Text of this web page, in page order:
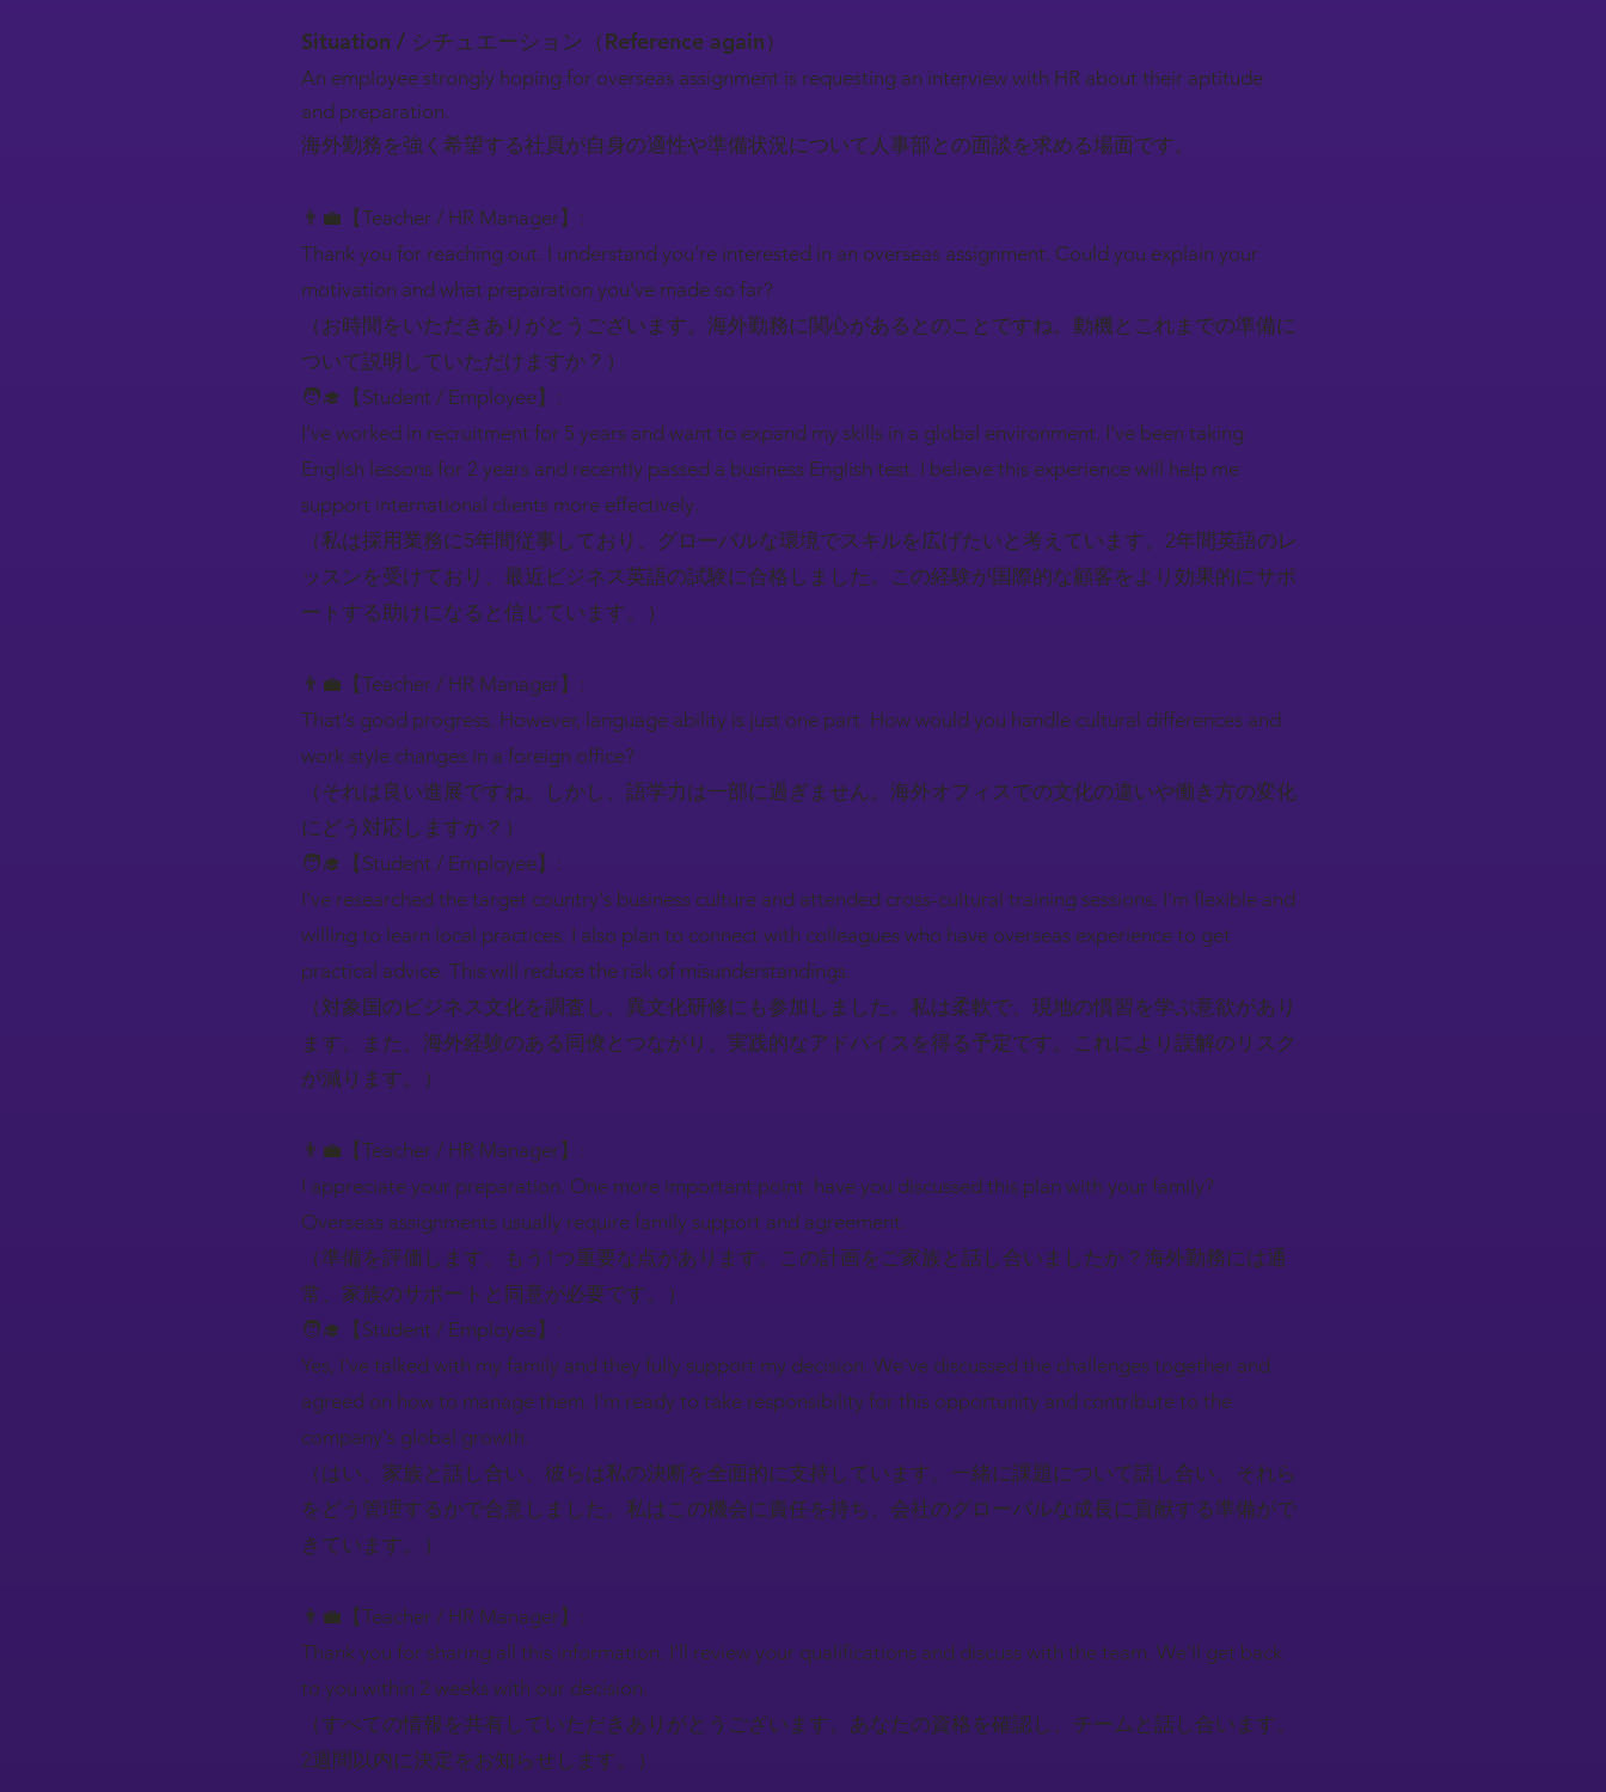
Situation / シチュエーション（Reference again）
An employee strongly hoping for overseas assignment is requesting an interview with HR about their aptitude
and preparation.
海外勤務を強く希望する社員が自身の適性や準備状況について人事部との面談を求める場面です。
👨‍💼【Teacher / HR Manager】:
Thank you for reaching out. I understand you're interested in an overseas assignment. Could you explain your
motivation and what preparation you've made so far?
（お時間をいただきありがとうございます。海外勤務に関心があるとのことですね。動機とこれまでの準備に
ついて説明していただけますか？）
🧑‍🎓【Student / Employee】:
I've worked in recruitment for 5 years and want to expand my skills in a global environment. I've been taking
English lessons for 2 years and recently passed a business English test. I believe this experience will help me
support international clients more effectively.
（私は採用業務に5年間従事しており、グローバルな環境でスキルを広げたいと考えています。2年間英語のレ
ッスンを受けており、最近ビジネス英語の試験に合格しました。この経験が国際的な顧客をより効果的にサポ
ートする助けになると信じています。）
👨‍💼【Teacher / HR Manager】:
That's good progress. However, language ability is just one part. How would you handle cultural differences and
work style changes in a foreign office?
（それは良い進展ですね。しかし、語学力は一部に過ぎません。海外オフィスでの文化の違いや働き方の変化
にどう対応しますか？）
🧑‍🎓【Student / Employee】:
I've researched the target country's business culture and attended cross-cultural training sessions. I'm flexible and
willing to learn local practices. I also plan to connect with colleagues who have overseas experience to get
practical advice. This will reduce the risk of misunderstandings.
（対象国のビジネス文化を調査し、異文化研修にも参加しました。私は柔軟で、現地の慣習を学ぶ意欲があり
ます。また、海外経験のある同僚とつながり、実践的なアドバイスを得る予定です。これにより誤解のリスク
が減ります。）
👨‍💼【Teacher / HR Manager】:
I appreciate your preparation. One more important point: have you discussed this plan with your family?
Overseas assignments usually require family support and agreement.
（準備を評価します。もう1つ重要な点があります。この計画をご家族と話し合いましたか？海外勤務には通
常、家族のサポートと同意が必要です。）
🧑‍🎓【Student / Employee】:
Yes, I've talked with my family and they fully support my decision. We've discussed the challenges together and
agreed on how to manage them. I'm ready to take responsibility for this opportunity and contribute to the
company's global growth.
（はい、家族と話し合い、彼らは私の決断を全面的に支持しています。一緒に課題について話し合い、それら
をどう管理するかで合意しました。私はこの機会に責任を持ち、会社のグローバルな成長に貢献する準備がで
きています。）
👨‍💼【Teacher / HR Manager】:
Thank you for sharing all this information. I'll review your qualifications and discuss with the team. We'll get back
to you within 2 weeks with our decision.
（すべての情報を共有していただきありがとうございます。あなたの資格を確認し、チームと話し合います。
2週間以内に決定をお知らせします。）